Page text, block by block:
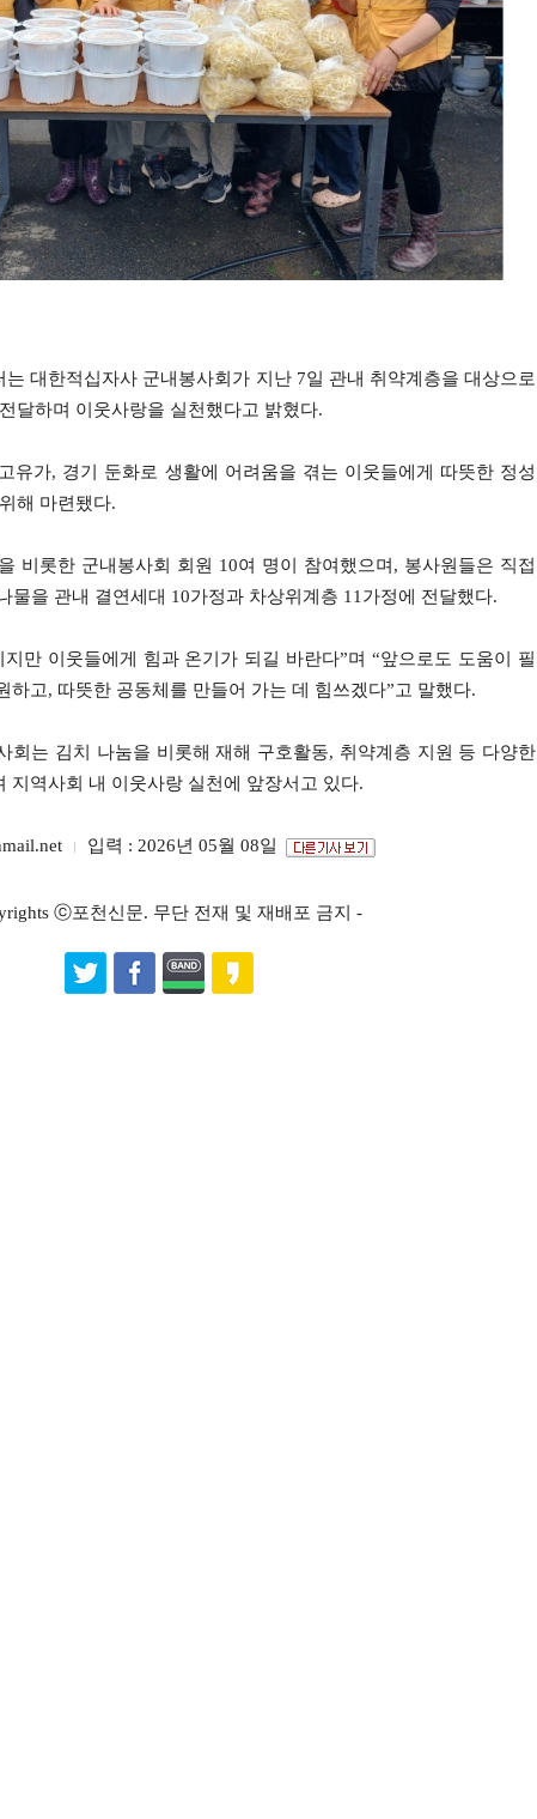
대한적십자사 군내봉사회가 지난 7일 관내 취약계층을 대상으로
달하며 이웃사랑을 실천했다고 밝혔다.
유가, 경기 둔화로 생활에 어려움을 겪는 이웃들에게 따뜻한 정성
해 마련됐다.
비롯한 군내봉사회 회원 10여 명이 참여했으며, 봉사원들은 직접
물을 관내 결연세대 10가정과 차상위계층 11가정에 전달했다.
만 이웃들에게 힘과 온기가 되길 바란다”며 “앞으로도 도움이 필
하고, 따뜻한 공동체를 만들어 가는 데 힘쓰겠다”고 말했다.
회는 김치 나눔을 비롯해 재해 구호활동, 취약계층 지원 등 다양한
지역사회 내 이웃사랑 실천에 앞장서고 있다.
입력 : 2026년 05월 08일
ⓒ포천신문. 무단 전재 및 재배포 금지 -